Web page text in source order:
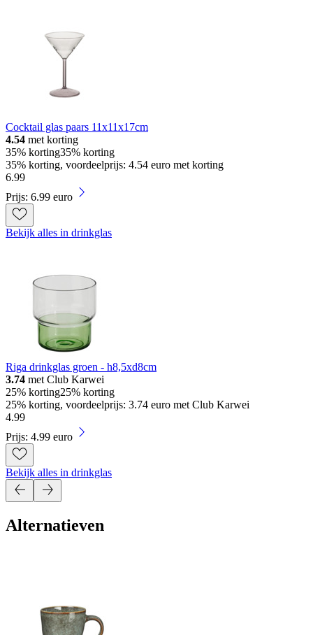
Cocktail glas paars 11x11x17cm
4.54 met korting
35% korting35% korting
35% korting, voordeelprijs: 4.54 euro met korting
6.99
Prijs: 6.99 euro
Bekijk alles in drinkglas
Riga drinkglas groen - h8,5xd8cm
3.74 met Club Karwei
25% korting25% korting
25% korting, voordeelprijs: 3.74 euro met Club Karwei
4.99
Prijs: 4.99 euro
Bekijk alles in drinkglas
Alternatieven